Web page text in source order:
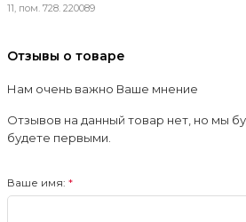
11, пом. 728. 220089
Отзывы о товаре
Нам очень важно Ваше мнение
Отзывов на данный товар нет, но мы
будете первыми.
Ваше имя: